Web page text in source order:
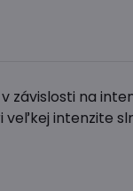
na
intenzite